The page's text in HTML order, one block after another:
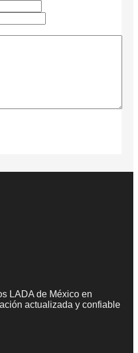
LADA de México en
actualizada y confiable